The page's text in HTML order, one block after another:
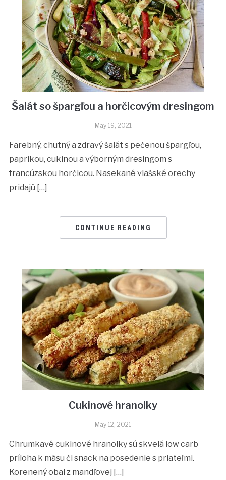
Šalát so špargľou a horčicovým dresingom
May 19, 2021
Farebný, chutný a zdravý šalát s pečenou špargľou,
paprikou, cukinou a výborným dresingom s
francúzskou horčicou. Nasekané vlašské orechy
pridajú […]
CONTINUE READING
Cukinové hranolky
May 12, 2021
Chrumkavé cukinové hranolky sú skvelá low carb
príloha k mäsu či snack na posedenie s priateľmi.
Korenený obal z mandľovej […]